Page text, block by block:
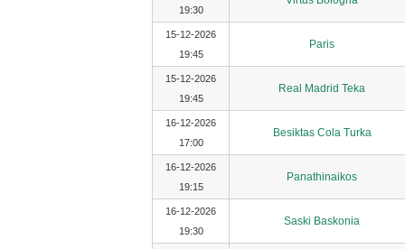
19:30
15-12-2026
19:45
Paris
15-12-2026
19:45
Real Madrid Teka
16-12-2026
17:00
Besiktas Cola Turka
16-12-2026
19:15
Panathinaikos
16-12-2026
19:30
Saski Baskonia